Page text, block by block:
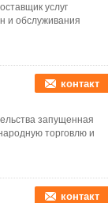
услуг
и обслуживания
контакт
запущенная
торговлю и
контакт